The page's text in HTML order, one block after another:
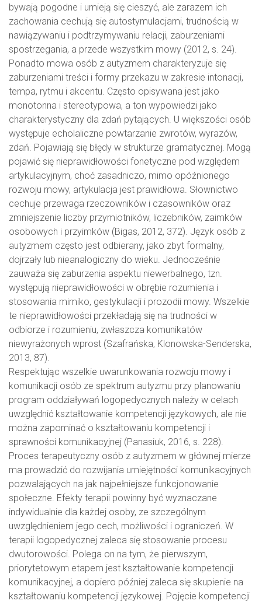
bywają pogodne i umieją się cieszyć, ale zarazem ich
zachowania cechują się autostymulacjami, trudnością w
nawiązywaniu i podtrzymywaniu relacji, zaburzeniami
spostrzegania, a przede wszystkim mowy (2012, s. 24).
Ponadto mowa osób z autyzmem charakteryzuje się
zaburzeniami treści i formy przekazu w zakresie intonacji,
tempa, rytmu i akcentu. Często opisywana jest jako
monotonna i stereotypowa, a ton wypowiedzi jako
charakterystyczny dla zdań pytających. U większości osób
występuje echolaliczne powtarzanie zwrotów, wyrazów,
zdań. Pojawiają się błędy w strukturze gramatycznej. Mogą
pojawić się nieprawidłowości fonetyczne pod względem
artykulacyjnym, choć zasadniczo, mimo opóźnionego
rozwoju mowy, artykulacja jest prawidłowa. Słownictwo
cechuje przewaga rzeczowników i czasowników oraz
zmniejszenie liczby przymiotników, liczebników, zaimków
osobowych i przyimków (Bigas, 2012, 372). Język osób z
autyzmem często jest odbierany, jako zbyt formalny,
dojrzały lub nieanalogiczny do wieku. Jednocześnie
zauważa się zaburzenia aspektu niewerbalnego, tzn.
występują nieprawidłowości w obrębie rozumienia i
stosowania mimiko, gestykulacji i prozodii mowy. Wszelkie
te nieprawidłowości przekładają się na trudności w
odbiorze i rozumieniu, zwłaszcza komunikatów
niewyrażonych wprost (Szafrańska, Klonowska-Senderska,
2013, 87).
Respektując wszelkie uwarunkowania rozwoju mowy i
komunikacji osób ze spektrum autyzmu przy planowaniu
program oddziaływań logopedycznych należy w celach
uwzględnić kształtowanie kompetencji językowych, ale nie
można zapominać o kształtowaniu kompetencji i
sprawności komunikacyjnej (Panasiuk, 2016, s. 228).
Proces terapeutyczny osób z autyzmem w głównej mierze
ma prowadzić do rozwijania umiejętności komunikacyjnych
pozwalających na jak najpełniejsze funkcjonowanie
społeczne. Efekty terapii powinny być wyznaczane
indywidualnie dla każdej osoby, ze szczególnym
uwzględnieniem jego cech, możliwości i ograniczeń. W
terapii logopedycznej zaleca się stosowanie procesu
dwutorowości. Polega on na tym, że pierwszym,
priorytetowym etapem jest kształtowanie kompetencji
komunikacyjnej, a dopiero później zaleca się skupienie na
kształtowaniu kompetencji językowej. Pojęcie kompetencji